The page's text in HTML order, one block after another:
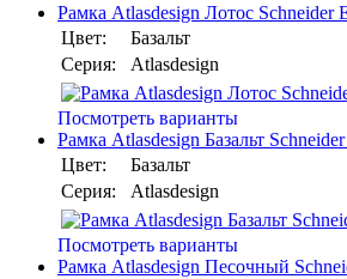
Рамка Atlasdesign Лотос Schneider
Цвет:
Базальт
Серия:
Atlasdesign
Посмотреть варианты
Рамка Atlasdesign Базальт
Цвет:
Базальт
Серия:
Atlasdesign
Посмотреть варианты
Рамка Atlasdesign Песочный